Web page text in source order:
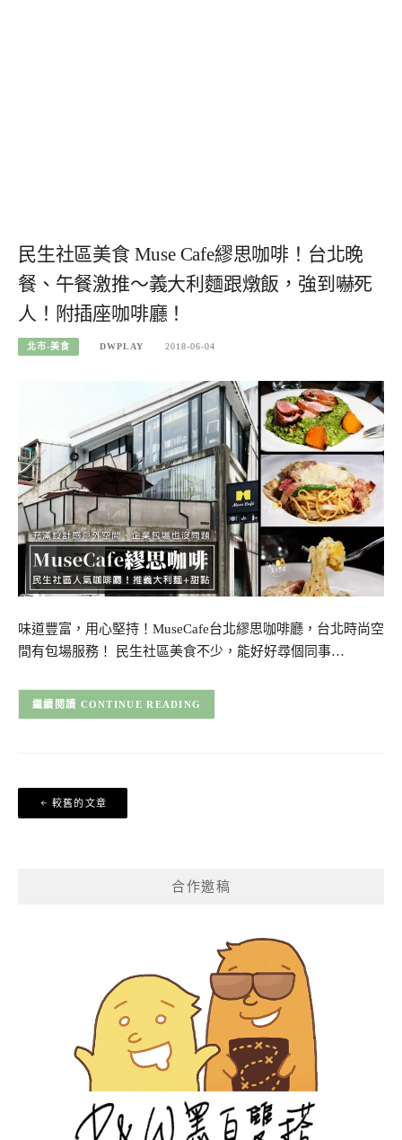
民生社區美食 Muse Cafe繆思咖啡！台北晚
餐、午餐激推～義大利麵跟燉飯，強到嚇死
人！附插座咖啡廳！
北市-美食 DWPLAY 2018-06-04
味道豐富，用心堅持！MuseCafe台北繆思咖啡廳，台北時尚空
間有包場服務！ 民生社區美食不少，能好好尋個同事…
CONTINUE READING
文
章
較舊的文章
合作邀稿